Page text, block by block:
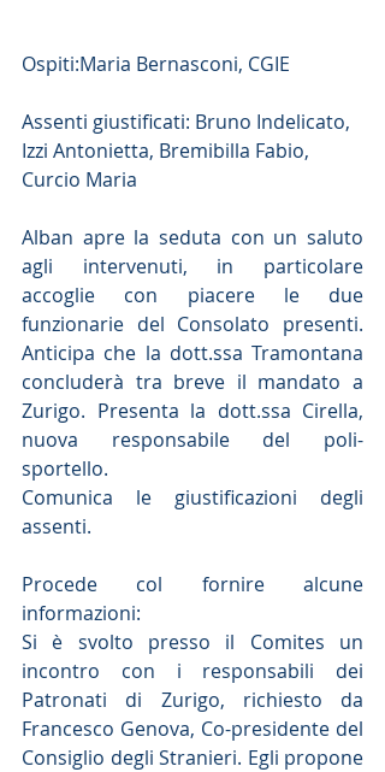
Ospiti:Maria Bernasconi, CGIE
Assenti giustificati: Bruno Indelicato,
Izzi Antonietta, Bremibilla Fabio,
Curcio Maria
Alban apre la seduta con un saluto
agli intervenuti, in particolare
accoglie con piacere le due
funzionarie del Consolato presenti.
Anticipa che la dott.ssa Tramontana
concluderà tra breve il mandato a
Zurigo. Presenta la dott.ssa Cirella,
nuova responsabile del poli-
sportello.
Comunica le giustificazioni degli
assenti.
Procede col fornire alcune
informazioni:
Si è svolto presso il Comites un
incontro con i responsabili dei
Patronati di Zurigo, richiesto da
Francesco Genova, Co-presidente del
Consiglio degli Stranieri. Egli propone